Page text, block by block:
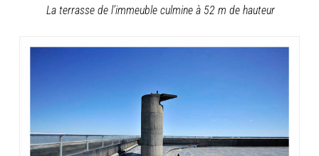
La terrasse de l’immeuble culmine à 52 m de hauteur